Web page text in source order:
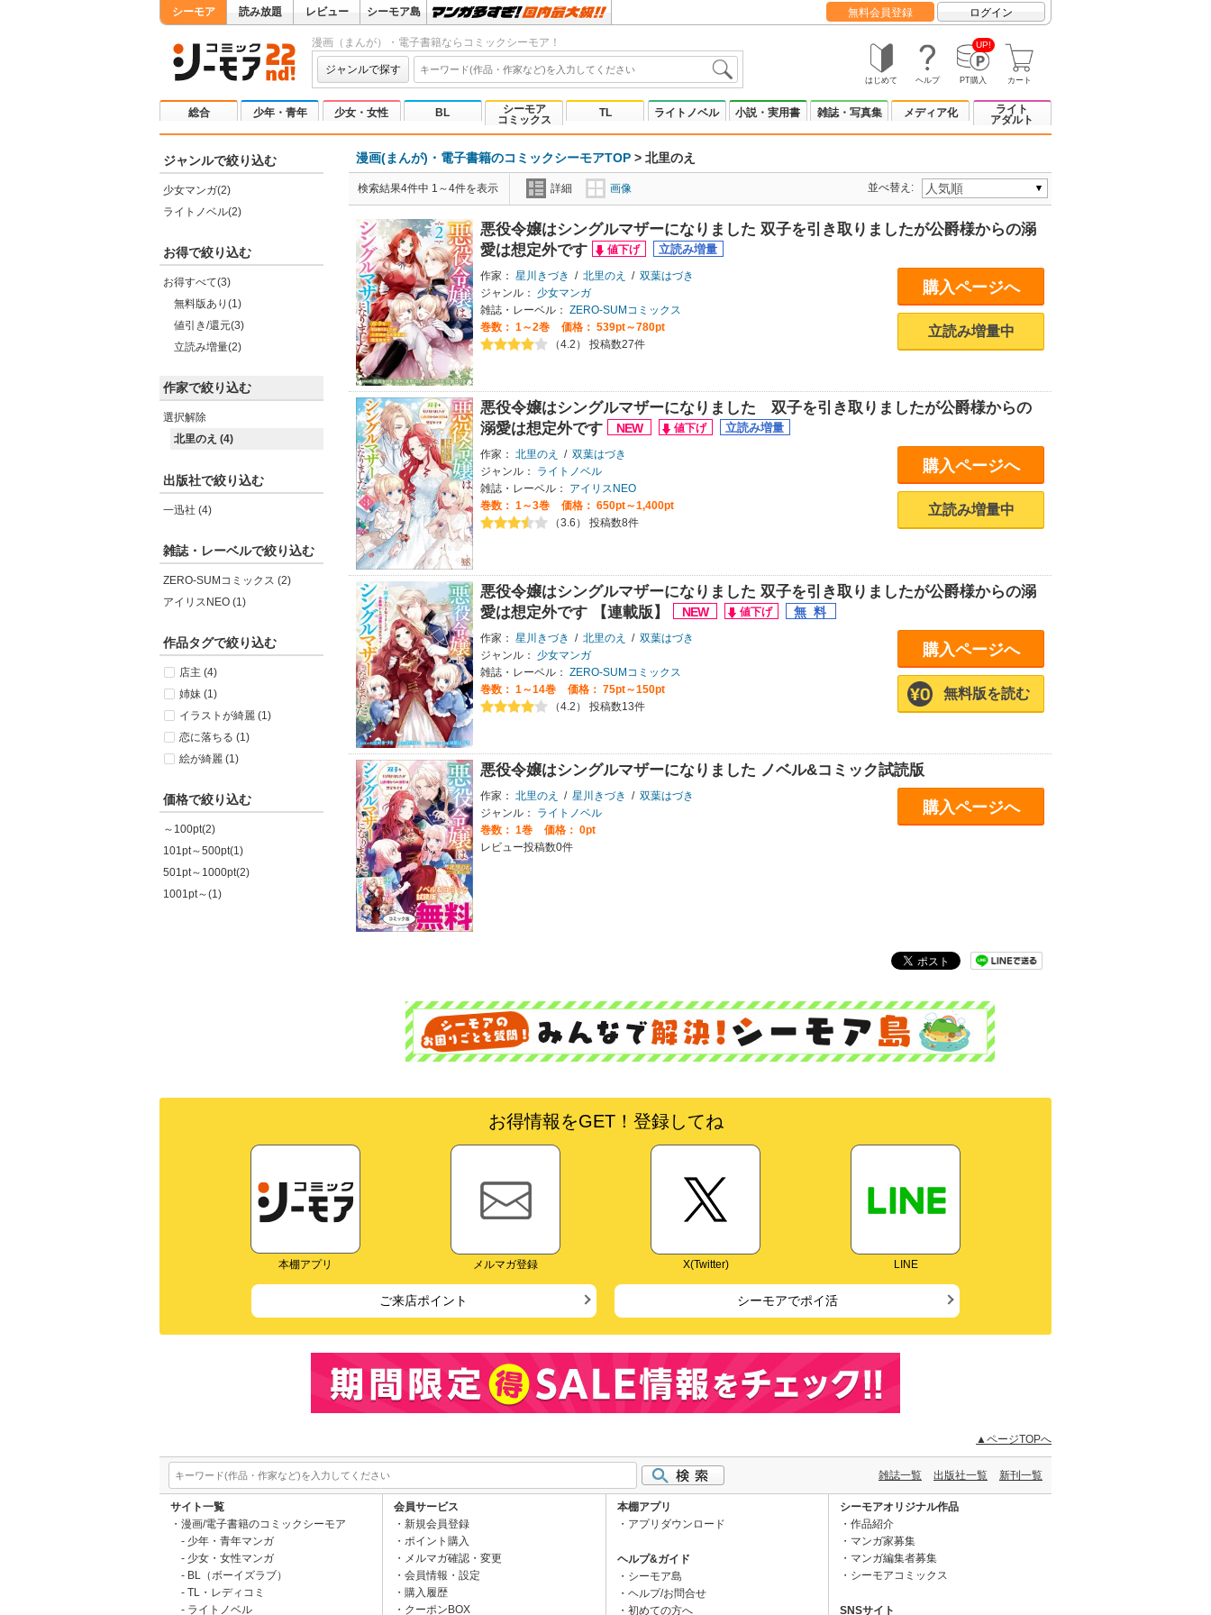
シーモア 読み放題 レビュー シーモア島 無料会員登録 ログイン
漫画（まんが）・電子書籍ならコミックシーモア！
ジャンルで探す
はじめて ヘルプ
UP!
PT購入 カート
総合 少年・青年 少女・女性 BL
シーモア
コミックス
TL ライトノベル 小説・実用書 雑誌・写真集 メディア化
ライト
アダルト
ジャンルで絞り込む
少女マンガ(2)
ライトノベル(2)
お得で絞り込む
お得すべて(3)
無料版あり(1)
値引き/還元(3)
立読み増量(2)
作家で絞り込む
選択解除
北里のえ (4)
出版社で絞り込む
一迅社 (4)
雑誌・レーベルで絞り込む
ZERO-SUMコミックス (2)
アイリスNEO (1)
作品タグで絞り込む
店主 (4)
姉妹 (1)
イラストが綺麗 (1)
恋に落ちる (1)
絵が綺麗 (1)
価格で絞り込む
～100pt(2)
101pt～500pt(1)
501pt～1000pt(2)
1001pt～(1)
漫画(まんが)・電子書籍のコミックシーモアTOP > 北里のえ
検索結果4件中 1～4件を表示 詳細 画像 並べ替え:
悪役令嬢はシングルマザーになりました 双子を引き取りましたが公爵様からの溺
愛は想定外です
作家： 星川きづき / 北里のえ / 双葉はづき
ジャンル：
少女マンガ
雑誌・レーベル： ZERO-SUMコミックス
巻数： 1～2巻
価格： 539pt～780pt
（4.2） 投稿数27件
購入ページへ
立読み増量中
悪役令嬢はシングルマザーになりました 双子を引き取りましたが公爵様からの
溺愛は想定外です
作家： 北里のえ / 双葉はづき
ジャンル：
ライトノベル
雑誌・レーベル：
アイリスNEO
巻数： 1～3巻
価格： 650pt～1,400pt
（3.6） 投稿数8件
購入ページへ
立読み増量中
悪役令嬢はシングルマザーになりました 双子を引き取りましたが公爵様からの溺
愛は想定外です 【連載版】
作家： 星川きづき / 北里のえ / 双葉はづき
ジャンル：
少女マンガ
雑誌・レーベル： ZERO-SUMコミックス
巻数： 1～14巻
価格： 75pt～150pt
（4.2） 投稿数13件
購入ページへ
無料版を読む
悪役令嬢はシングルマザーになりました ノベル&コミック試読版
作家： 北里のえ / 星川きづき / 双葉はづき
ジャンル：
ライトノベル
巻数： 1巻
価格： 0pt
レビュー投稿数0件
購入ページへ
お得情報をGET！登録してね
本棚アプリ メルマガ登録 X(Twitter) LINE
ご来店ポイント シーモアでポイ活
▲ページTOPへ
雑誌一覧 出版社一覧 新刊一覧
サイト一覧
漫画/電子書籍のコミックシーモア
少年・青年マンガ
少女・女性マンガ
BL（ボーイズラブ）
TL・レディコミ
ライトノベル
会員サービス
新規会員登録
ポイント購入
メルマガ確認・変更
会員情報・設定
購入履歴
クーポンBOX
本棚アプリ
アプリダウンロード
ヘルプ&ガイド
シーモア島
ヘルプ/お問合せ
初めての方へ
シーモアオリジナル作品
作品紹介
マンガ家募集
マンガ編集者募集
シーモアコミックス
SNSサイト